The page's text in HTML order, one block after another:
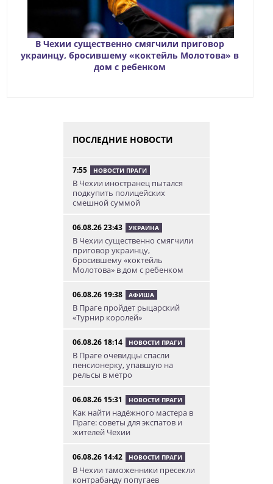
В Чехии существенно смягчили приговор
украинцу, бросившему «коктейль Молотова» в
дом с ребенком
ПОСЛЕДНИЕ НОВОСТИ
7:55 НОВОСТИ ПРАГИ
В Чехии иностранец пытался
подкупить полицейских
смешной суммой
06.08.26 23:43 УКРАИНА
В Чехии существенно смягчили
приговор украинцу,
бросившему «коктейль
Молотова» в дом с ребенком
06.08.26 19:38 АФИША
В Праге пройдет рыцарский
«Турнир королей»
06.08.26 18:14 НОВОСТИ ПРАГИ
В Праге очевидцы спасли
пенсионерку, упавшую на
рельсы в метро
06.08.26 15:31 НОВОСТИ ПРАГИ
Как найти надёжного мастера в
Праге: советы для экспатов и
жителей Чехии
06.08.26 14:42 НОВОСТИ ПРАГИ
В Чехии таможенники пресекли
контрабанду попугаев